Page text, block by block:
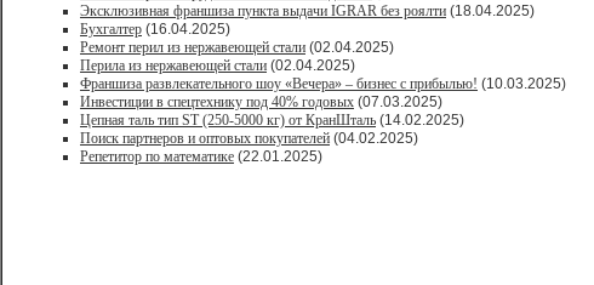
Эксклюзивная франшиза пункта выдачи IGRAR без роялти (18.04.2025)
Бухгалтер (16.04.2025)
Ремонт перил из нержавеющей стали (02.04.2025)
Перила из нержавеющей стали (02.04.2025)
Франшиза развлекательного шоу «Вечера» – бизнес с прибылью! (10.03.2025)
Инвестиции в спецтехнику под 40% годовых (07.03.2025)
Цепная таль тип ST (250-5000 кг) от КранШталь (14.02.2025)
Поиск партнеров и оптовых покупателей (04.02.2025)
Репетитор по математике (22.01.2025)